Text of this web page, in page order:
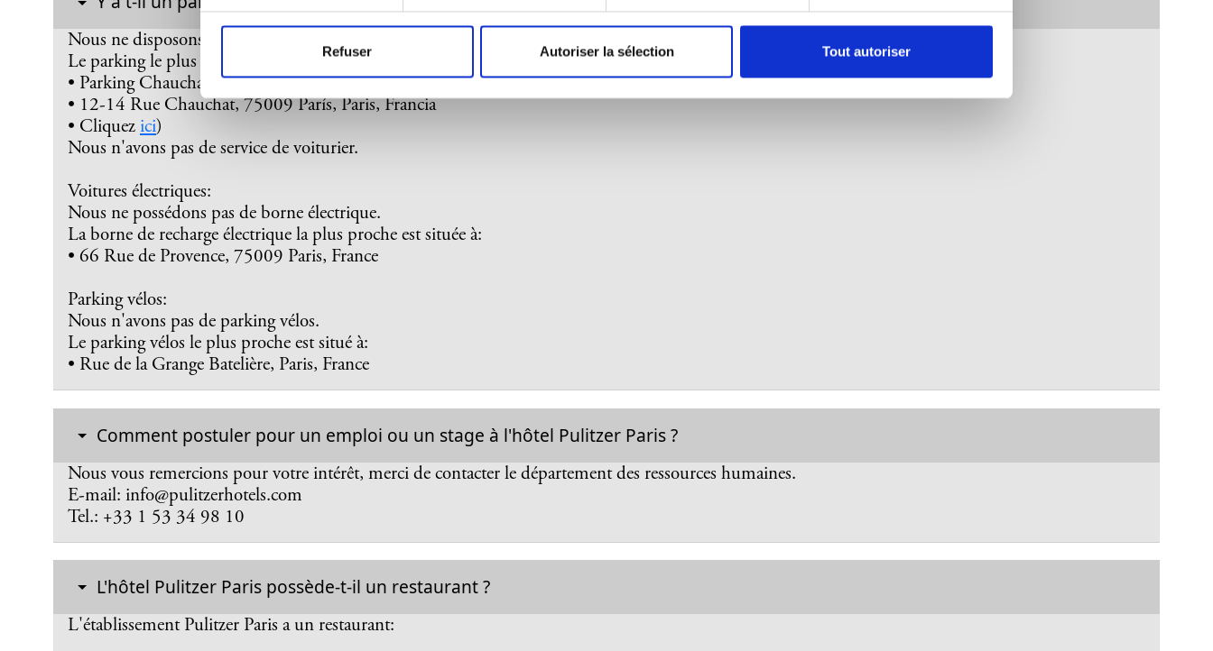
Refuser Autoriser la sélection Tout autoriser
Nous ne disposons pas de parking.
Le parking le plus proche:
• Parking Chauchat Drouot
• 12-14 Rue Chauchat, 75009 París, Paris, Francia
• Cliquez ici)
Nous n'avons pas de service de voiturier.
Voitures électriques:
Nous ne possédons pas de borne électrique.
La borne de recharge électrique la plus proche est située à:
• 66 Rue de Provence, 75009 Paris, France
Parking vélos:
Nous n'avons pas de parking vélos.
Le parking vélos le plus proche est situé à:
• Rue de la Grange Batelière, Paris, France
Comment postuler pour un emploi ou un stage à l'hôtel Pulitzer Paris ?
Nous vous remercions pour votre intérêt, merci de contacter le département des ressources humaines.
E-mail: info@pulitzerhotels.com
Tel.: +33 1 53 34 98 10
L'hôtel Pulitzer Paris possède-t-il un restaurant ?
L'établissement Pulitzer Paris a un restaurant: